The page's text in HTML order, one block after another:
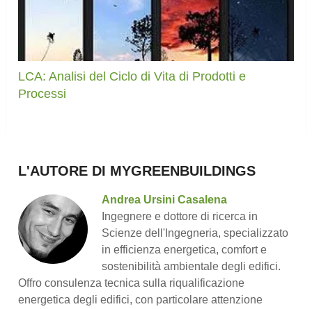
LCA: Analisi del Ciclo di Vita di Prodotti e
Processi
L'AUTORE DI MYGREENBUILDINGS
Andrea Ursini Casalena
Ingegnere e dottore di ricerca in
Scienze dell'Ingegneria, specializzato
in efficienza energetica, comfort e
sostenibilità ambientale degli edifici.
Offro consulenza tecnica sulla riqualificazione
energetica degli edifici, con particolare attenzione